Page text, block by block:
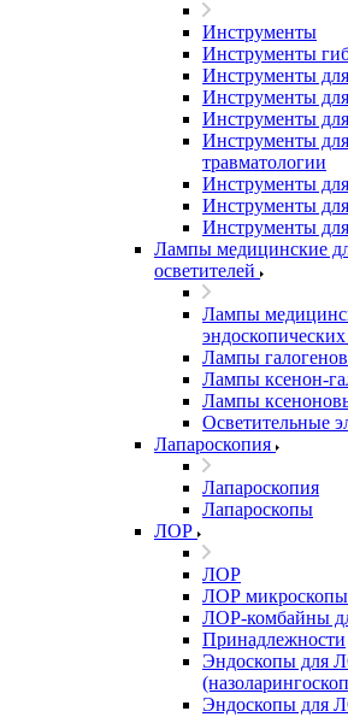
Инструменты
Инструменты
Инструменты
Инструменты
Инструменты
Инструменты
травматологии
Инструменты
Инструменты
Инструменты
Лампы медицинские
осветителей
Лампы
Лампы
Лампы ксенон-
Лампы
Осветительные
Лапароскопия
Лапароскопия
Лапароскопы
ЛОР
ЛОР
ЛОР микроскопы
ЛОР-комбайны
Принадлежности
Эндоскопы для
Эндоскопы для